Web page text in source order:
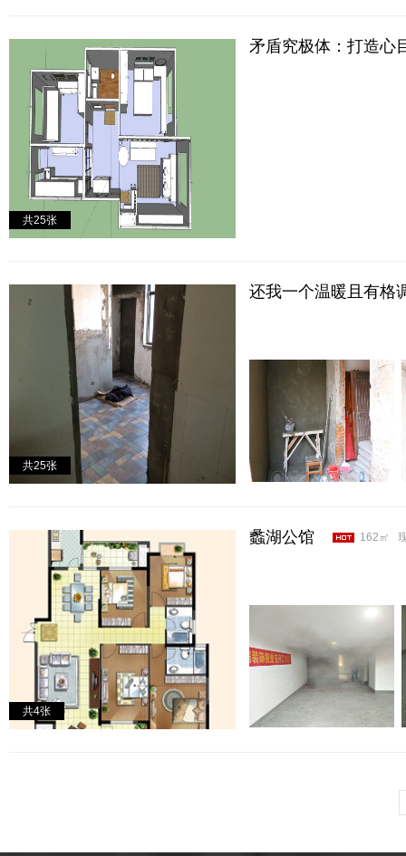
共25张
矛盾究极体：打造心
共25张
还我一个温暖且有格
共4张
蠡湖公馆 162㎡